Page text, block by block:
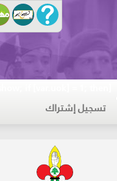
تسجيل إشتراك